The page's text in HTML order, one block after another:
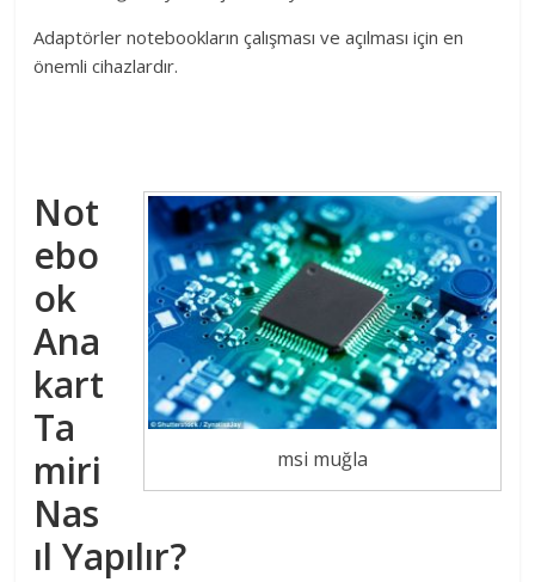
Adaptörler notebookların çalışması ve açılması için en
önemli cihazlardır.
msi muğla
Not
ebo
ok
Ana
kart
Ta
miri
Nas
ıl Yapılır?